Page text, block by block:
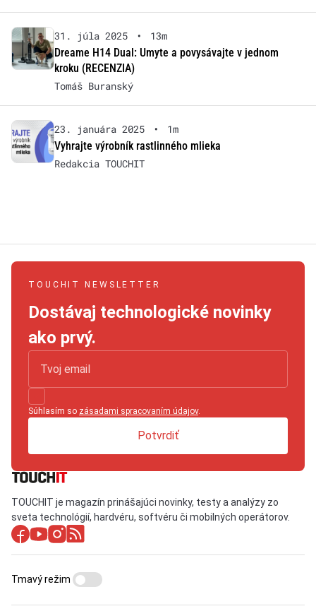
31. júla 2025 •
13m
Dreame H14 Dual: Umyte a povysávajte v jednom
kroku (RECENZIA)
Tomáš Buranský
23. januára 2025 •
1m
Vyhrajte výrobník rastlinného mlieka
Redakcia TOUCHIT
TOUCHIT NEWSLETTER
Dostávaj technologické novinky
ako prvý.
Súhlasím so zásadami spracovaním údajov.
Potvrdiť
TOUCHIT je magazín prinášajúci novinky, testy a analýzy zo
sveta technológií, hardvéru, softvéru či mobilných operátorov.
Tmavý režim